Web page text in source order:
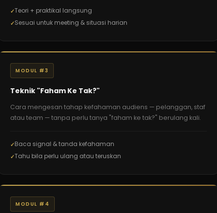
Teori + praktikal langsung
Sesuai untuk meeting & situasi harian
MODUL #3
Teknik "Faham Ke Tak?"
Cara mengesan tahap kefahaman audiens — pelanggan, staf
atau team — tanpa perlu tanya "faham ke tak?" berulang kali.
Baca signal & tanda kefahaman
Tahu bila perlu ulang atau teruskan
MODUL #4